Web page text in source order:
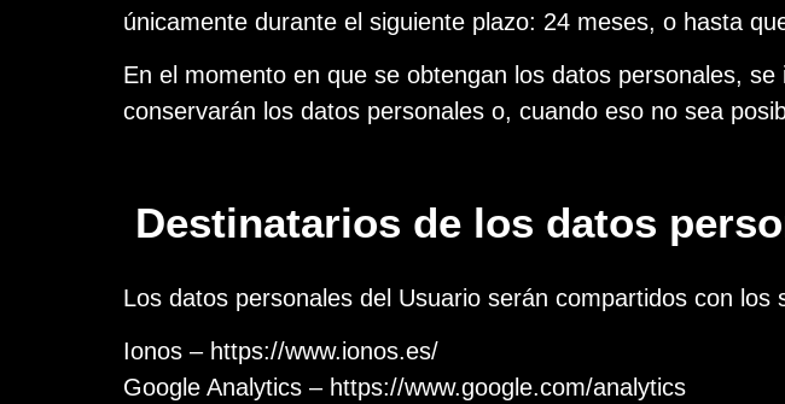
únicamente durante el siguiente plazo: 24 meses, o hasta
En el momento en que se obtengan los datos personales,
conservarán los datos personales o, cuando eso no sea
Destinatarios de los datos
Los datos personales del Usuario serán compartidos con
Ionos – https://www.ionos.es/
Google Analytics – https://www.google.com/analytics